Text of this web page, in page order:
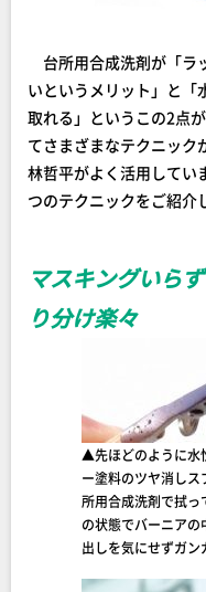
台所用合成洗剤が「ラ
いというメリット」と「
取れる」というこの2点
てさまざまなテクニック
林哲平がよく活用してい
つのテクニックをご紹介
マスキングいら
り分け楽々
▲先ほどのように水
ー塗料のツヤ消し
所用合成洗剤で拭っ
の状態でバーニア
出しを気にせずガン